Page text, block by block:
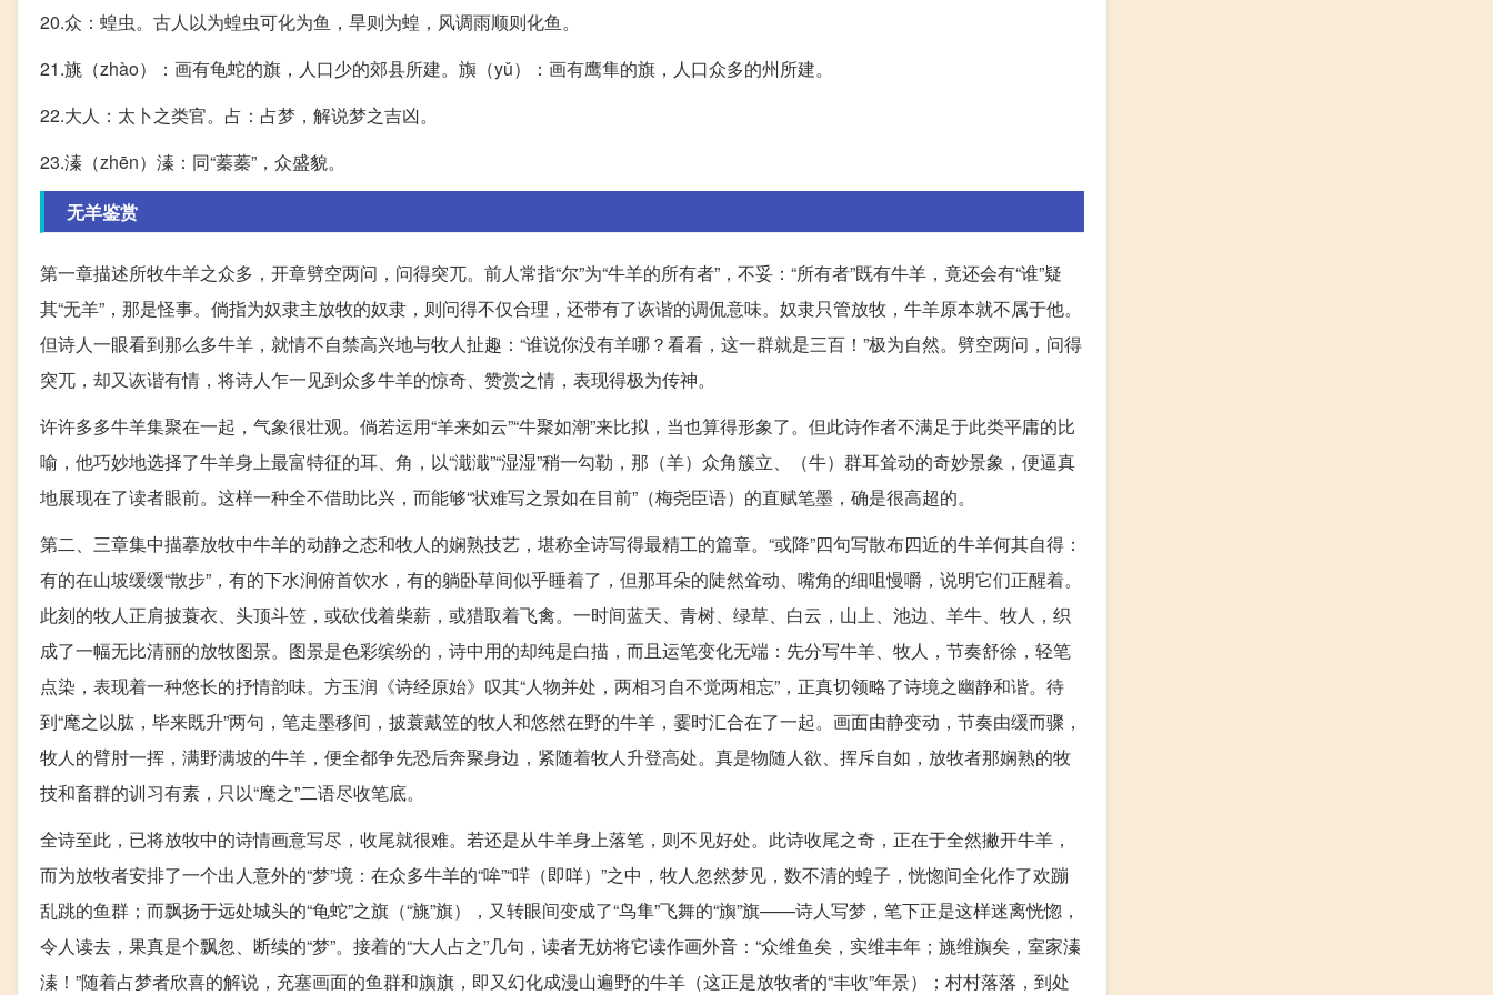
20.众：蝗虫。古人以为蝗虫可化为鱼，旱则为蝗，风调雨顺则化鱼。
21.旐（zhào）：画有龟蛇的旗，人口少的郊县所建。旟（yǔ）：画有鹰隼的旗，人口众多的州所建。
22.大人：太卜之类官。占：占梦，解说梦之吉凶。
23.溱（zhēn）溱：同“蓁蓁”，众盛貌。
无羊鉴赏
第一章描述所牧牛羊之众多，开章劈空两问，问得突兀。前人常指“尔”为“牛羊的所有者”，不妥：“所有者”既有牛羊，竟还会有“谁”疑
其“无羊”，那是怪事。倘指为奴隶主放牧的奴隶，则问得不仅合理，还带有了诙谐的调侃意味。奴隶只管放牧，牛羊原本就不属于他。
但诗人一眼看到那么多牛羊，就情不自禁高兴地与牧人扯趣：“谁说你没有羊哪？看看，这一群就是三百！”极为自然。劈空两问，问得
突兀，却又诙谐有情，将诗人乍一见到众多牛羊的惊奇、赞赏之情，表现得极为传神。
许许多多牛羊集聚在一起，气象很壮观。倘若运用“羊来如云”“牛聚如潮”来比拟，当也算得形象了。但此诗作者不满足于此类平庸的比
喻，他巧妙地选择了牛羊身上最富特征的耳、角，以“濈濈”“湿湿”稍一勾勒，那（羊）众角簇立、（牛）群耳耸动的奇妙景象，便逼真
地展现在了读者眼前。这样一种全不借助比兴，而能够“状难写之景如在目前”（梅尧臣语）的直赋笔墨，确是很高超的。
第二、三章集中描摹放牧中牛羊的动静之态和牧人的娴熟技艺，堪称全诗写得最精工的篇章。“或降”四句写散布四近的牛羊何其自得：
有的在山坡缓缓“散步”，有的下水涧俯首饮水，有的躺卧草间似乎睡着了，但那耳朵的陡然耸动、嘴角的细咀慢嚼，说明它们正醒着。
此刻的牧人正肩披蓑衣、头顶斗笠，或砍伐着柴薪，或猎取着飞禽。一时间蓝天、青树、绿草、白云，山上、池边、羊牛、牧人，织
成了一幅无比清丽的放牧图景。图景是色彩缤纷的，诗中用的却纯是白描，而且运笔变化无端：先分写牛羊、牧人，节奏舒徐，轻笔
点染，表现着一种悠长的抒情韵味。方玉润《诗经原始》叹其“人物并处，两相习自不觉两相忘”，正真切领略了诗境之幽静和谐。待
到“麾之以肱，毕来既升”两句，笔走墨移间，披蓑戴笠的牧人和悠然在野的牛羊，霎时汇合在了一起。画面由静变动，节奏由缓而骤，
牧人的臂肘一挥，满野满坡的牛羊，便全都争先恐后奔聚身边，紧随着牧人升登高处。真是物随人欲、挥斥自如，放牧者那娴熟的牧
技和畜群的训习有素，只以“麾之”二语尽收笔底。
全诗至此，已将放牧中的诗情画意写尽，收尾就很难。若还是从牛羊身上落笔，则不见好处。此诗收尾之奇，正在于全然撇开牛羊，
而为放牧者安排了一个出人意外的“梦”境：在众多牛羊的“哞”“哶（即咩）”之中，牧人忽然梦见，数不清的蝗子，恍惚间全化作了欢蹦
乱跳的鱼群；而飘扬于远处城头的“龟蛇”之旗（“旐”旗），又转眼间变成了“鸟隼”飞舞的“旟”旗——诗人写梦，笔下正是这样迷离恍惚，
令人读去，果真是个飘忽、断续的“梦”。接着的“大人占之”几句，读者无妨将它读作画外音：“众维鱼矣，实维丰年；旐维旟矣，室家溱
溱！”随着占梦者欣喜的解说，充塞画面的鱼群和旟旗，即又幻化成漫山遍野的牛羊（这正是放牧者的“丰收”年景）；村村落落，到处